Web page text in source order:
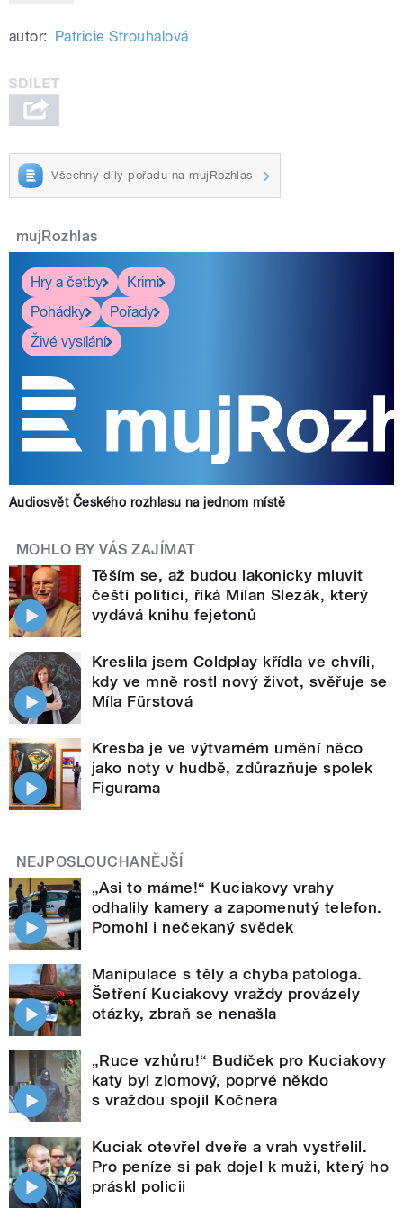
autor: Patricie Strouhalová
Všechny díly pořadu na mujRozhlas
mujRozhlas
Hry a četby
Krimi
Pohádky
Pořady
Živé vysílání
Audiosvět Českého rozhlasu na jednom místě
MOHLO BY VÁS ZAJÍMAT
Těším se, až budou lakonicky mluvit
čeští politici, říká Milan Slezák, který
vydává knihu fejetonů
Kreslila jsem Coldplay křídla ve chvíli,
kdy ve mně rostl nový život, svěřuje se
Míla Fürstová
Kresba je ve výtvarném umění něco
jako noty v hudbě, zdůrazňuje spolek
Figurama
NEJPOSLOUCHANĚJŠÍ
„Asi to máme!“ Kuciakovy vrahy
odhalily kamery a zapomenutý telefon.
Pomohl i nečekaný svědek
Manipulace s těly a chyba patologa.
Šetření Kuciakovy vraždy provázely
otázky, zbraň se nenašla
„Ruce vzhůru!“ Budíček pro Kuciakovy
katy byl zlomový, poprvé někdo
s vraždou spojil Kočnera
Kuciak otevřel dveře a vrah vystřelil.
Pro peníze si pak dojel k muži, který ho
práskl policii